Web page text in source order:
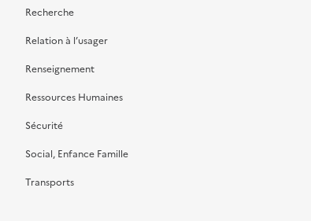
Recherche
Relation à l’usager
Renseignement
Ressources Humaines
Sécurité
Social, Enfance Famille
Transports